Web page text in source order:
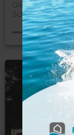
Grill. Die
Schönefe... mehr